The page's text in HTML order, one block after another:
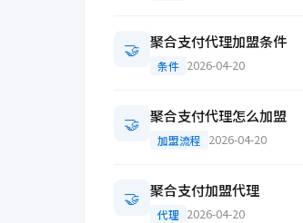
🤝 聚合支付代理加盟条件
条件 2026-04-20
🤝 聚合支付代理怎么加盟
加盟流程 2026-04-20
🤝 聚合支付加盟代理
代理 2026-04-20